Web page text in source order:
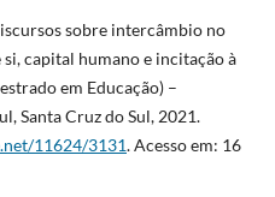
sobre intercâmbio no
capital humano e incitação à
em Educação) –
Santa Cruz do Sul, 2021.
11624/3131. Acesso em: 16